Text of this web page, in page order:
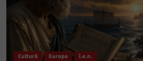
Cultură Europa î.e.n.